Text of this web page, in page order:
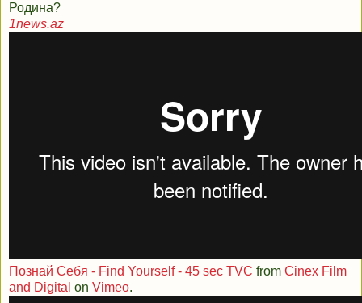
Родина?
1news.az
Познай Себя - Find Yourself - 45 sec TVC from Cinex Film
and Digital on Vimeo.